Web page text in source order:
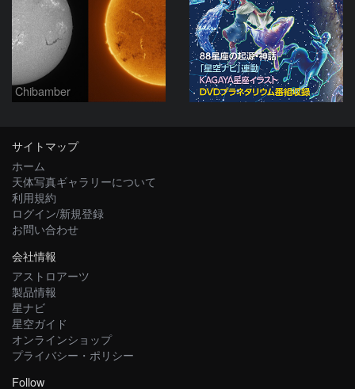
Chibamber
サイトマップ
ホーム
天体写真ギャラリーについて
利用規約
ログイン/新規登録
お問い合わせ
会社情報
アストロアーツ
製品情報
星ナビ
星空ガイド
オンラインショップ
プライバシー・ポリシー
Follow